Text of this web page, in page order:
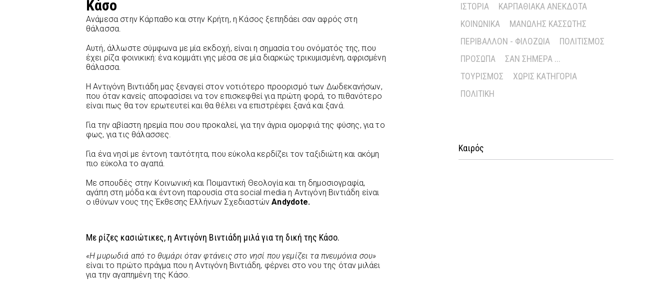
Κάσο
Ανάμεσα στην Κάρπαθο και στην Κρήτη, η Κάσος ξεπηδάει σαν αφρός στη
θάλασσα.
Αυτή, άλλωστε σύμφωνα με μία εκδοχή, είναι η σημασία του ονόματός της, που
έχει ρίζα φοινικική: ένα κομμάτι γης μέσα σε μία διαρκώς τρικυμισμένη, αφρισμένη
θάλασσα.
Η Αντιγόνη Βιντιάδη μας ξεναγεί στον νοτιότερο προορισμό των Δωδεκανήσων,
που όταν κανείς αποφασίσει να τον επισκεφθεί για πρώτη φορά, το πιθανότερο
είναι πως θα τον ερωτευτεί και θα θέλει να επιστρέφει ξανά και ξανά.
Για την αβίαστη ηρεμία που σου προκαλεί, για την άγρια ομορφιά της φύσης, για το
φως, για τις θάλασσες.
Για ένα νησί με έντονη ταυτότητα, που εύκολα κερδίζει τον ταξιδιώτη και ακόμη
πιο εύκολα το αγαπά.
Με σπουδές στην Κοινωνική και Ποιμαντική Θεολογία και τη δημοσιογραφία,
αγάπη στη μόδα και έντονη παρουσία στα social media η Αντιγόνη Βιντιάδη είναι
ο ιθύνων νους της Έκθεσης Ελλήνων ΣχεδιαστώνAndydote.
Με ρίζες κασιώτικες, η Αντιγόνη Βιντιάδη μιλά για τη δική της Κάσο.
«Η μυρωδιά από το θυμάρι όταν φτάνεις στο νησί που γεμίζει τα πνευμόνια σου»
είναι το πρώτο πράγμα που η Αντιγόνη Βιντιάδη, φέρνει στο νου της όταν μιλάει
για την αγαπημένη της Κάσο.
ΙΣΤΟΡΊΑ
ΚΑΡΠΑΘΙΑΚΆ ΑΝΈΚΔΟΤΑ
ΚΟΙΝΩΝΙΚΆ
ΜΑΝΏΛΗΣ ΚΑΣΣΏΤΗΣ
ΠΕΡΙΒΆΛΛΟΝ - ΦΙΛΟΖΩΊΑ
ΠΟΛΙΤΙΣΜΌΣ
ΠΡΌΣΩΠΑ
ΣΑΝ ΣΉΜΕΡΑ ...
ΤΟΥΡΙΣΜΌΣ
ΧΩΡΊΣ ΚΑΤΗΓΟΡΊΑ
ΠΟΛΙΤΙΚΉ
Καιρός